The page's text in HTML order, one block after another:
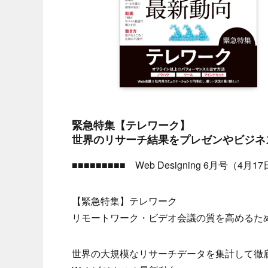
緊急特集【テレワーク】
世界のリサーチ結果をプレゼンやビジ
■■■■■■■■■ Web Designing 6月号（4月
【緊急特集】テレワーク
リモートワーク・ビデオ会議の質を高める
世界の大規模なリサーチデータを集計して徹